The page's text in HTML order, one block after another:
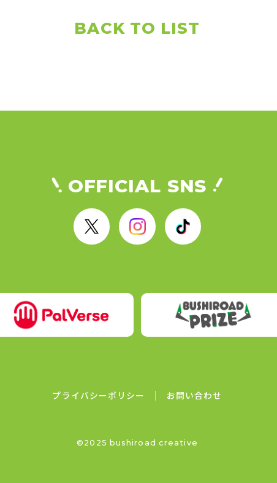
BACK TO LIST
OFFICIAL SNS
X
I
r
o
k
プライバシーポリシー お問い合わせ
©2025 bushiroad creative